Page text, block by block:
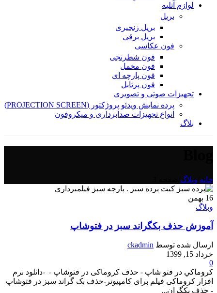
لوازم آتلیه
بریل
بریل زنجیری
بریل برقی
فون عکاسی
فون شطرنجی
فون مخمل
فون پارچه ای
فون پرتابل
تجهیزات صوتی و تصویری
پرده نمایش ویدئو پروژکتور (PROJECTION SCREEN)
انواع تجهیزات صدابرداری و میکروفون
بلاگ
خانه وبلاگ
16 بهمن
وبلاگ
آموزش حذف بکگراند سبز در فتوشاپ
ارسال شده توسط ckadmin
خرداد 15, 1399
0
كروماكي در فتو شاپ - حذف کروماکی در فتوشاپ - -دانلود نرم
افزار کروماکی فیلم برای کامپیوتر-حذف بک گراند سبز در فتوشاپ
- حذف بکگران...